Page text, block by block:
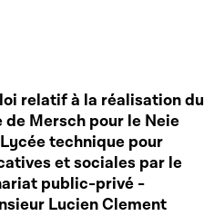
relatif à la réalisation du
Mersch pour le Neie
technique pour
et sociales par le
public-privé -
Lucien Clement